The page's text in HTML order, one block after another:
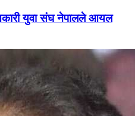
युवा संघ नेपालले आयल